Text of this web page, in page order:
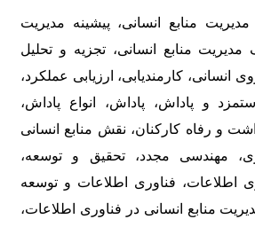
منابع انسانی، پیشینه مدیریت
مدیریت منابع انسانی، تجزیه و تحلیل
انسانی، کارمند‌یابی، ارزیابی عملکرد،
و پاداش، پاداش، انواع پاداش،
و رفاه کارکنان، نقش منابع انسانی
مهندسی مجدد، تحقیق و توسعه،
اطلاعات، فناوری اطلاعات و توسعه
منابع انسانی در فناوری اطلاعات،